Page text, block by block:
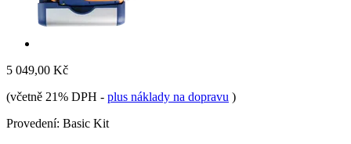
5 049,00 Kč
(včetně 21% DPH - plus náklady na dopravu )
Provedení: Basic Kit